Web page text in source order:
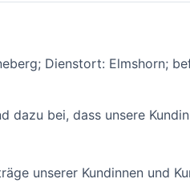
Dienstort: Elmshorn;
bei, dass unsere
unserer Kundinnen und